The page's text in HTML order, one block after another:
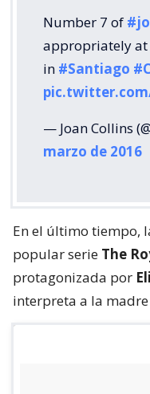
Number 7 of
appropriately at
in #Santiago
— Joan Collins
marzo de 2016
En el último tiempo,
popular serie The
protagonizada por
interpreta a la